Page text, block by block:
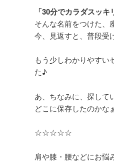
「30分でカラダスッ
そんな名前をつけた、
今、見返すと、普段受
もう少しわかりやすい
た♪
あ、ちなみに、探して
どこに保存したのかな
☆☆☆☆☆
肩や膝・腰などにお悩